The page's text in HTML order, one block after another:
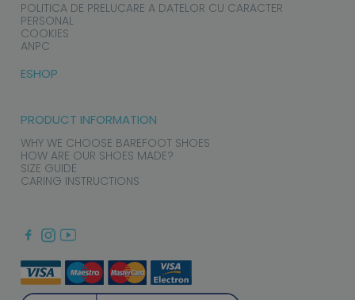
POLITICA DE PRELUCARE A DATELOR CU CARACTER
PERSONAL
COOKIES
ANPC
ESHOP
PRODUCT INFORMATION
WHY WE CHOOSE BAREFOOT SHOES
HOW ARE OUR SHOES MADE?
SIZE GUIDE
CARING INSTRUCTIONS